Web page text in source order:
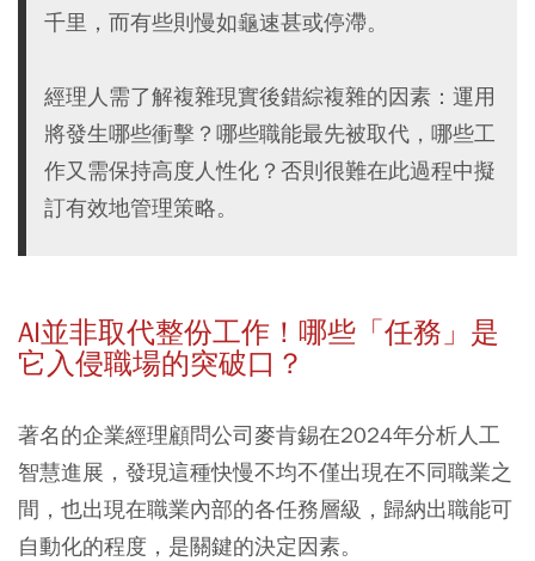
千里，而有些則慢如龜速甚或停滯。
經理人需了解複雜現實後錯綜複雜的因素：運用
將發生哪些衝擊？哪些職能最先被取代，哪些工
作又需保持高度人性化？否則很難在此過程中擬
訂有效地管理策略。
AI並非取代整份工作！哪些「任務」是
它入侵職場的突破口？
著名的企業經理顧問公司麥肯錫在2024年分析人工
智慧進展，發現這種快慢不均不僅出現在不同職業之
間，也出現在職業內部的各任務層級，歸納出職能可
自動化的程度，是關鍵的決定因素。